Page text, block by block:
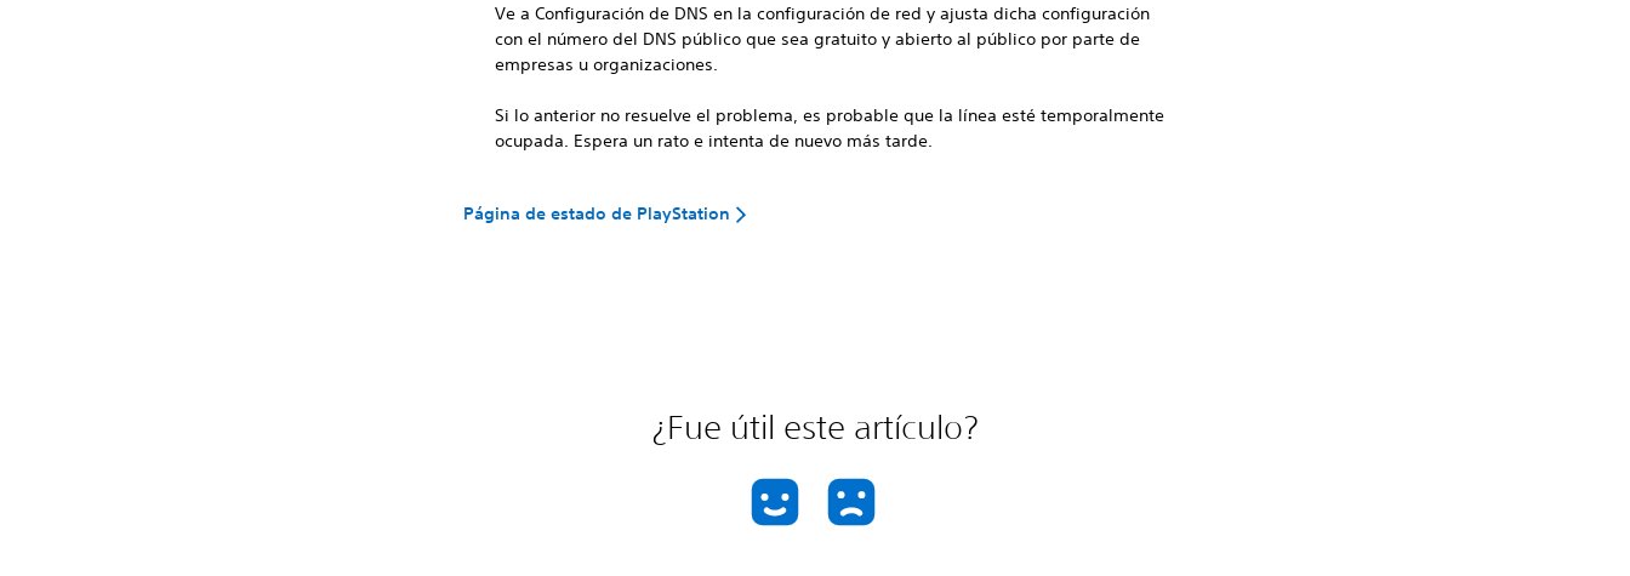
Ve a Configuración de DNS en la configuración de red y ajusta dicha configuración
con el número del DNS público que sea gratuito y abierto al público por parte de
empresas u organizaciones.
Si lo anterior no resuelve el problema, es probable que la línea esté temporalmente
ocupada. Espera un rato e intenta de nuevo más tarde.
Página de estado de PlayStation
¿Fue útil este artículo?